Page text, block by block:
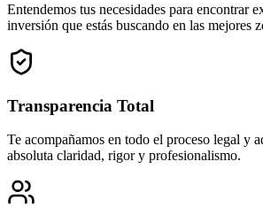
Entendemos tus necesidades para encontrar
inversión que estás buscando en las mejores
Transparencia Total
Te acompañamos en todo el proceso legal y
absoluta claridad, rigor y profesionalismo.